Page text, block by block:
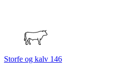
Storfe og kalv 146